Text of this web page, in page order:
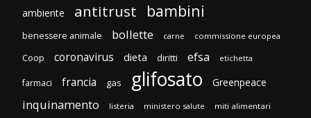
ambiente antitrust bambini
benessere animale bollette carne commissione europea
Coop coronavirus dieta diritti efsa etichetta
farmaci francia gas glifosato Greenpeace
inquinamento listeria ministero salute miti alimentari